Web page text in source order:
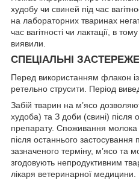
худобу чи свиней під час
на лабораторних тваринах
час вагітності чи лактації, в
виявили.
СПЕЦІАЛЬНІ
Перед використанням флакон
ретельно струсити. Період
Забій тварин на м’ясо
худоба) та З доби (свині) після
препарату. Споживання
після останнього
зазначеного терміну, м’ясо та
згодовують непродуктивним
лікаря ветеринарної медицини.